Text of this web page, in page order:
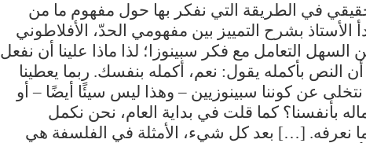
في الطريقة التي نفكر بها حول مفهوم ما من
الأستاذ بشرح التمييز بين مفهومي الحدّ، الأفلاطوني
السهل التعامل مع فكر سبينوزا؛ لذا ماذا علينا أن نفعل
النص بأكمله يقول: نعم، أكمله بنفسك. ربما يعطينا
عن كوننا سبينوزيين – وهذا ليس سيئًا أيضًا – أو
بأنفسنا؟ كما قلت في بداية العام، نحن نكمل
نعرفه. […] بعد كل شيء، الأمثلة في الفلسفة هي